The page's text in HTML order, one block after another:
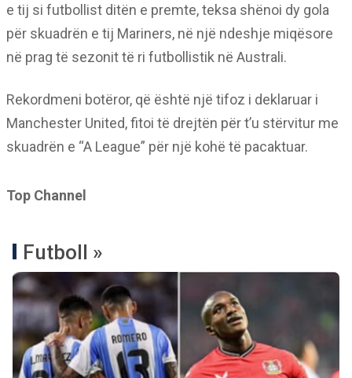
e tij si futbollist ditën e premte, teksa shënoi dy gola
për skuadrën e tij Mariners, në një ndeshje miqësore
në prag të sezonit të ri futbollistik në Australi.
Rekordmeni botëror, që është një tifoz i deklaruar i
Manchester United, fitoi të drejtën për t’u stërvitur me
skuadrën e “A League” për një kohë të pacaktuar.
Top Channel
Futboll »